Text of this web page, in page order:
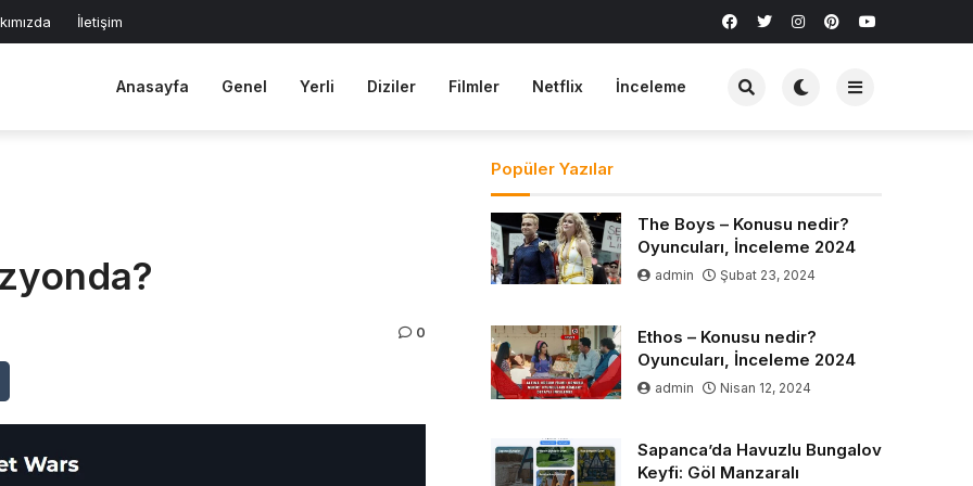
İletişim
Anasayfa Genel Yerli Diziler Filmler Netflix İnceleme
0
Popüler Yazılar
The Boys – Konusu nedir?
Oyuncuları, İnceleme 2024
admin Şubat 23, 2024
Ethos – Konusu nedir?
Oyuncuları, İnceleme 2024
admin Nisan 12, 2024
Sapanca’da Havuzlu Bungalov
Keyfi: Göl Manzaralı